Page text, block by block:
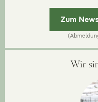
Zum
Wir